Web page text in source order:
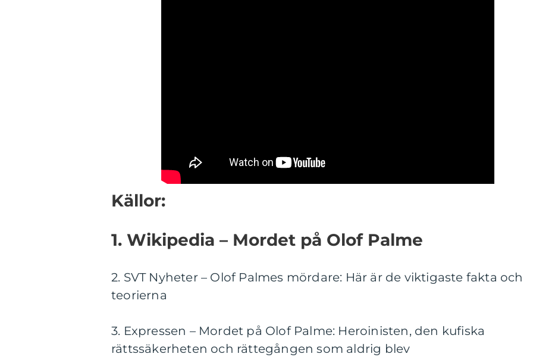
Källor:
1. Wikipedia – Mordet på Olof Palme
2. SVT Nyheter – Olof Palmes mördare: Här är de viktigaste fakta och
teorierna
3. Expressen – Mordet på Olof Palme: Heroinisten, den kufiska
rättssäkerheten och rättegången som aldrig blev